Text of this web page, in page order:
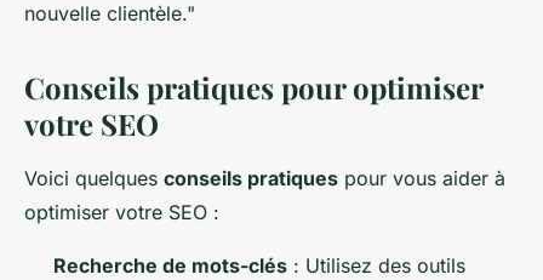
nouvelle clientèle."
Conseils pratiques pour optimiser
votre SEO
Voici quelques conseils pratiques pour vous aider à
optimiser votre SEO :
Recherche de mots-clés : Utilisez des outils